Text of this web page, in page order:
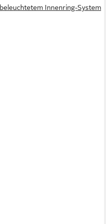
beleuchtetem Innenring-System